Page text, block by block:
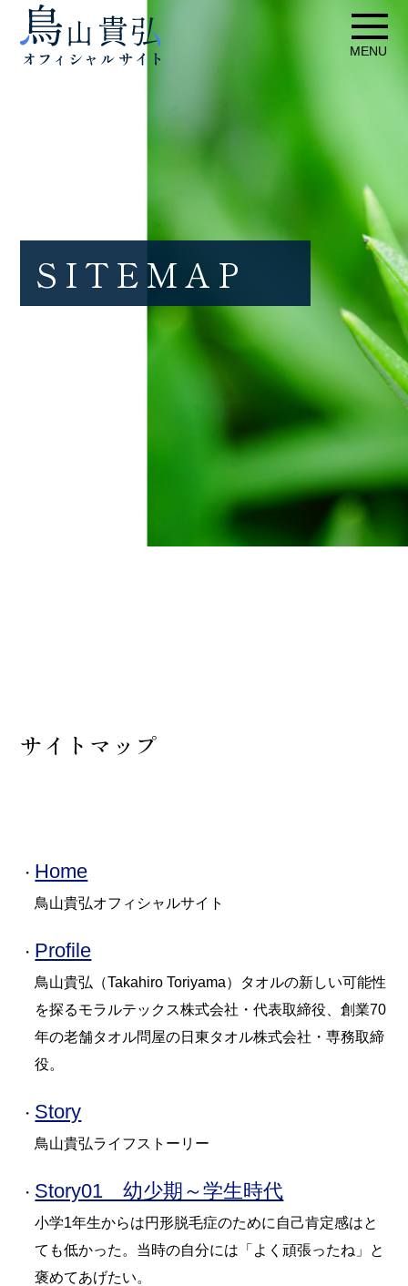
SITEMAP
サイトマップ
・ Home
鳥山貴弘オフィシャルサイト
・ Profile
鳥山貴弘（Takahiro Toriyama）タオルの新しい可能性
を探るモラルテックス株式会社・代表取締役、創業70
年の老舗タオル問屋の日東タオル株式会社・専務取締
役。
・ Story
鳥山貴弘ライフストーリー
・ Story01 幼少期～学生時代
小学1年生からは円形脱毛症のために自己肯定感はと
ても低かった。当時の自分には「よく頑張ったね」と
褒めてあげたい。